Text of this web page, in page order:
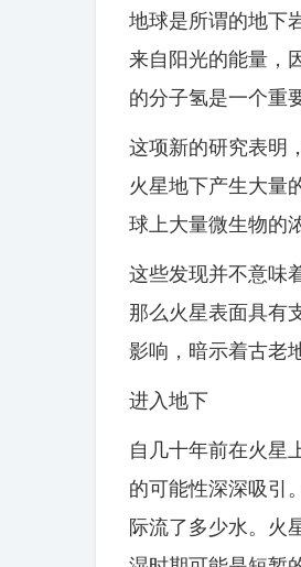
地球是所谓的地下
来自阳光的能量，
的分子氢是一个重
这项新的研究表明
火星地下产生大量
球上大量微生物的
这些发现并不意味
那么火星表面具有
影响，暗示着古老
进入地下
自几十年前在火星
的可能性深深吸引
际流了多少水。火